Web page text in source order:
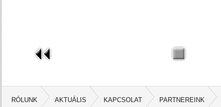
RÓLUNK AKTUÁLIS KAPCSOLAT PARTNEREINK